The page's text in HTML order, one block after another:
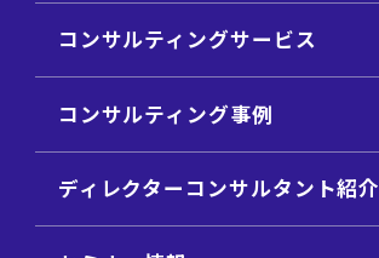
コンサルティングサービス
コンサルティング事例
ディレクターコンサルタント紹介